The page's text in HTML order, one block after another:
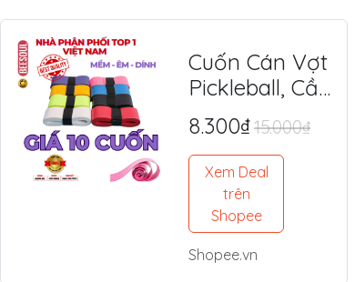
Cuốn Cán Vợt
Pickleball, Cầu
Lông Da PU
Cao Cấp -
Mềm Êm, Siêu
Bám Tay,
Chống Trượt
Tối Ưu
8.300₫15.000₫
Xem Deal
trên
Shopee
Shopee.vn